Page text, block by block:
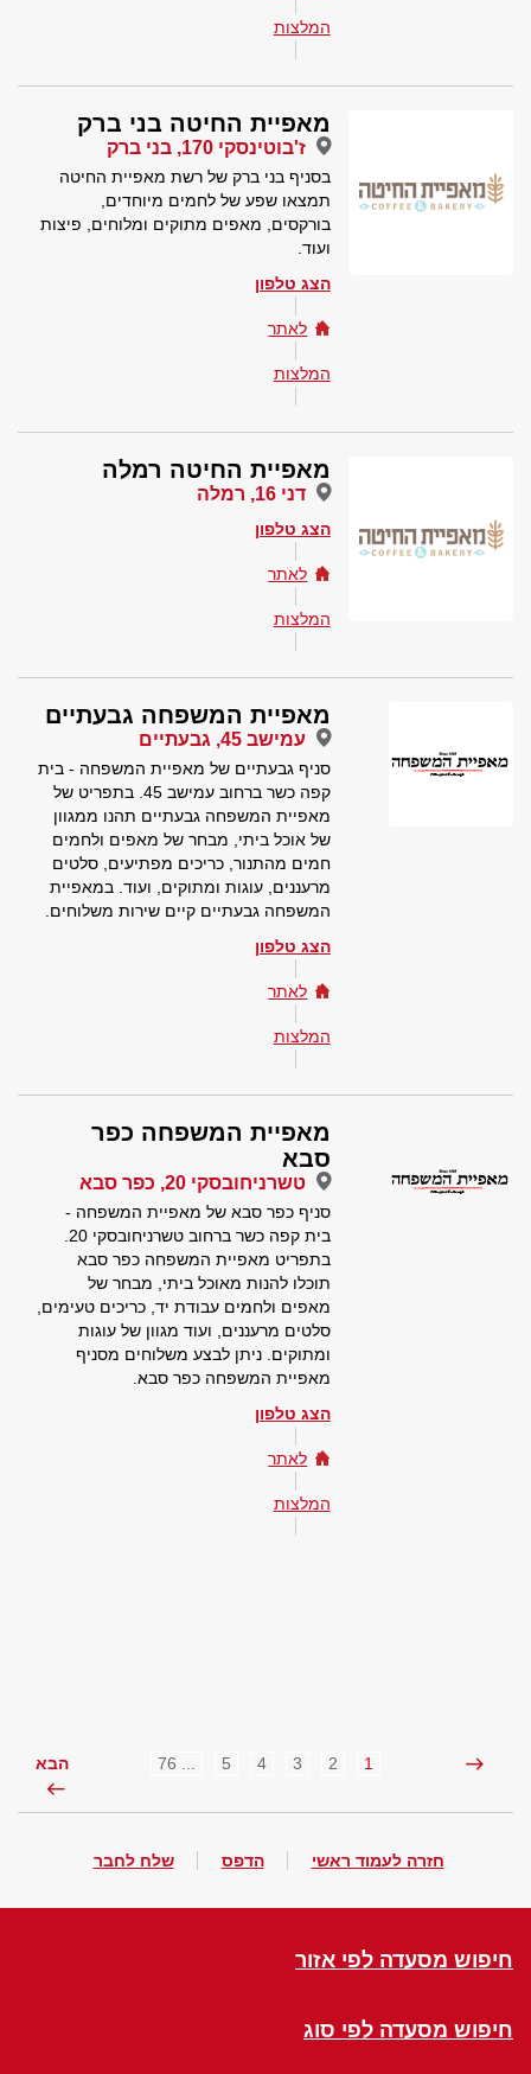
המלצות
מאפיית החיטה בני ברק
ז'בוטינסקי 170, בני ברק
בסניף בני ברק של רשת מאפיית החיטה
תמצאו שפע של לחמים מיוחדים,
בורקסים, מאפים מתוקים ומלוחים, פיצות
ועוד.
הצג טלפון
לאתר
המלצות
מאפיית החיטה רמלה
דני 16, רמלה
הצג טלפון
לאתר
המלצות
מאפיית המשפחה גבעתיים
עמישב 45, גבעתיים
סניף גבעתיים של מאפיית המשפחה - בית
קפה כשר ברחוב עמישב 45. בתפריט של
מאפיית המשפחה גבעתיים תהנו ממגוון
של אוכל ביתי, מבחר של מאפים ולחמים
חמים מהתנור, כריכים מפתיעים, סלטים
מרעננים, עוגות ומתוקים, ועוד. במאפיית
המשפחה גבעתיים קיים שירות משלוחים.
הצג טלפון
לאתר
המלצות
מאפיית המשפחה כפר
סבא
טשרניחובסקי 20, כפר סבא
סניף כפר סבא של מאפיית המשפחה -
בית קפה כשר ברחוב טשרניחובסקי 20.
בתפריט מאפיית המשפחה כפר סבא
תוכלו להנות מאוכל ביתי, מבחר של
מאפים ולחמים עבודת יד, כריכים טעימים,
סלטים מרעננים, ועוד מגוון של עוגות
ומתוקים. ניתן לבצע משלוחים מסניף
מאפיית המשפחה כפר סבא.
הצג טלפון
לאתר
המלצות
1
2
3
4
5 הבא
חזרה לעמוד ראשי הדפס שלח לחבר
חיפוש מסעדה לפי אזור
חיפוש מסעדה לפי סוג